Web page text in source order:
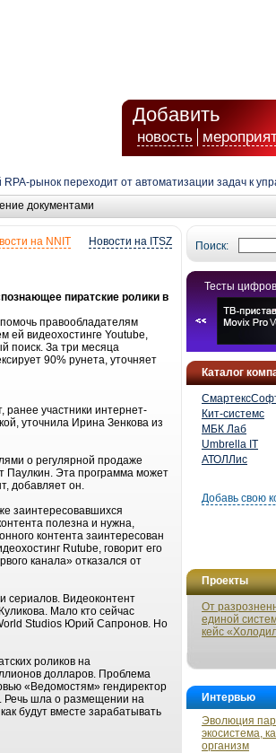
Добавить
новость
рынок переходит от автоматизации задач к
документами
Поиск:
Тесты
Каталог
Кит-системс
МБК Лаб
Umbrella IT
АТОЛЛис
Добавь свою
Проекты
От
единой
кейс
Интервью
Эволюция
экосистема,
организм
Новости на ITSZ
на NNIT
пиратские ролики в
правообладателям
ей видеохостинге Youtube,
поиск. За три месяца
90% рунета, уточняет
участники интернет-
уточнила Ирина Зенкова из
о регулярной продаже
Паулкин. Эта программа может
добавляет он.
заинтересовавшихся
полезна и нужна,
контента заинтересован
Rutube, говорит его
канала» отказался от
сериалов. Видеоконтент
Мало кто сейчас
Studios Юрий Сапронов. Но
роликов на
долларов. Проблема
«Ведомостям» гендиректор
Речь шла о размещении на
будут вместе зарабатывать